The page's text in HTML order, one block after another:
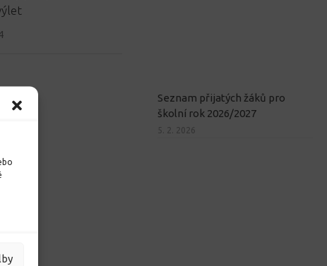
Seznam přijatých žáků pro
školní rok 2026/2027
5. 2. 2026